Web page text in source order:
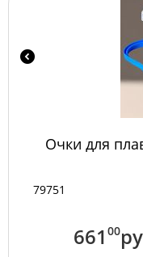
Очки для
79751
661 00